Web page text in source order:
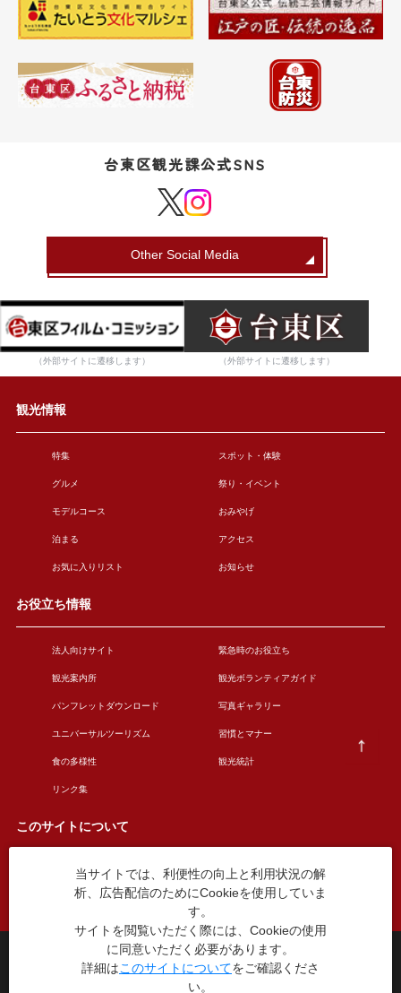
台東区観光課公式SNS
Other Social Media
（外部サイトに遷移します） （外部サイトに遷移します）
観光情報
特集 スポット・体験
グルメ 祭り・イベント
モデルコース おみやげ
泊まる アクセス
お気に入りリスト お知らせ
お役立ち情報
法人向けサイト 緊急時のお役立ち
観光案内所 観光ボランティアガイド
パンフレットダウンロード 写真ギャラリー
ユニバーサルツーリズム 習慣とマナー
食の多様性 観光統計
リンク集
このサイトについて
このサイトについて 広告掲載について
お問い合わせ
台東区役所観光課
〒110-8615 東京都台東区東上野4丁目5番6号
TEL：03-5246-1151
当サイトでは、利便性の向上と利用状況の解
析、広告配信のためにCookieを使用していま
す。
サイトを閲覧いただく際には、Cookieの使用
に同意いただく必要があります。
詳細はこのサイトについてをご確認くださ
い。